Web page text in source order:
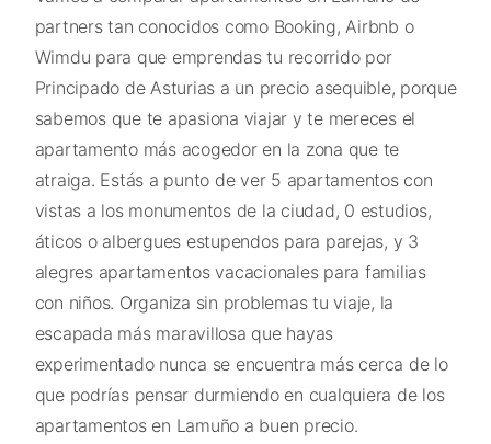
partners tan conocidos como Booking, Airbnb o
Wimdu para que emprendas tu recorrido por
Principado de Asturias a un precio asequible, porque
sabemos que te apasiona viajar y te mereces el
apartamento más acogedor en la zona que te
atraiga. Estás a punto de ver 5 apartamentos con
vistas a los monumentos de la ciudad, 0 estudios,
áticos o albergues estupendos para parejas, y 3
alegres apartamentos vacacionales para familias
con niños. Organiza sin problemas tu viaje, la
escapada más maravillosa que hayas
experimentado nunca se encuentra más cerca de lo
que podrías pensar durmiendo en cualquiera de los
apartamentos en Lamuño a buen precio.